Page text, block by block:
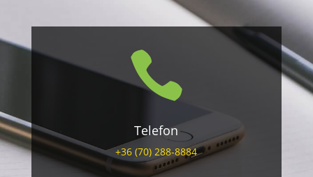

Telefon
+36 (70) 288-8884